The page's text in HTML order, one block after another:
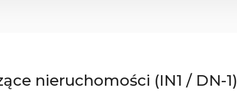
nieruchomości (IN1 / DN-1)